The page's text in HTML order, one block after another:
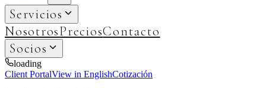
Servicios
NosotrosPreciosContacto
Socios
loading
Client PortalView in EnglishCotización